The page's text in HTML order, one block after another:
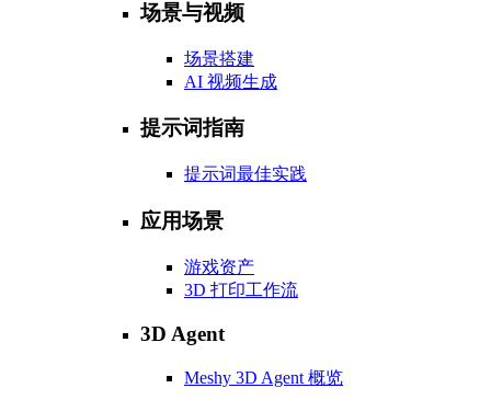
场景与视频
场景搭建
AI 视频生成
提示词指南
提示词最佳实践
应用场景
游戏资产
3D 打印工作流
3D Agent
Meshy 3D Agent 概览